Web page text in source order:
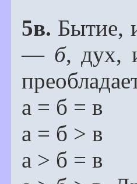
5в. Бытие,
— б, дух,
а = б = в
а = б > в
а > б = в